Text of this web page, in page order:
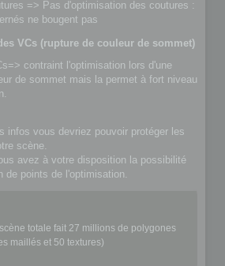
=> Pas d'optimisation des coutures :
ne bougent pas
VCs (rupture de couleur de sommet)
contraint l'optimisation lors d'une
de sommet mais la permet à fort niveau
infos vous devriez pouvoir protéger les
scène.
avez à votre disposition la possibilité
de points de l'optimisation.
totale fait 27 millions de polygones
maillés et 50 textures)